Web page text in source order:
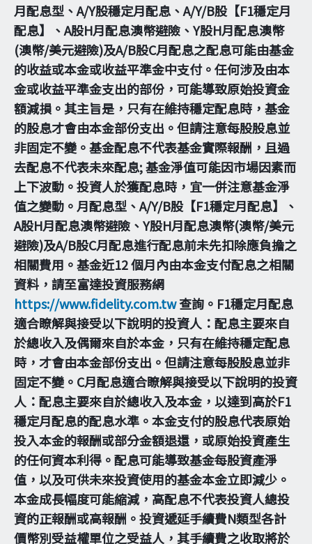
月配息型、A/Y股穩定月配息、A/Y/B股【F1穩定月
配息】、A股H月配息澳幣避險、Y股H月配息澳幣
(澳幣/美元避險)及A/B股C月配息之配息可能由基金
的收益或本金或收益平準金中支付。任何涉及由本
金或收益平準金支出的部份，可能導致原始投資金
額減損。其主旨是，只有在維持穩定配息時，基金
的股息才會由本金部份支出。但請注意每股股息並
非固定不變。基金配息不代表基金實際報酬，且過
去配息不代表未來配息; 基金淨值可能因市場因素而
上下波動。投資人於獲配息時，宜一併注意基金淨
值之變動。月配息型、A/Y/B股【F1穩定月配息】、
A股H月配息澳幣避險、Y股H月配息澳幣(澳幣/美元
避險)及A/B股C月配息進行配息前未先扣除應負擔之
相關費用。基金近12 個月內由本金支付配息之相關
資料，請至富達投資服務網
https://www.fidelity.com.tw查詢。F1穩定月配息
適合瞭解與接受以下說明的投資人：配息主要來自
於總收入及偶爾來自於本金，只有在維持穩定配息
時，才會由本金部份支出。但請注意每股股息並非
固定不變。C月配息適合瞭解與接受以下說明的投資
人：配息主要來自於總收入及本金，以達到高於F1
穩定月配息的配息水準。本金支付的股息代表原始
投入本金的報酬或部分金額退還，或原始投資產生
的任何資本利得。配息可能導致基金每股資產淨
值，以及可供未來投資使用的基金本金立即減少。
本金成長幅度可能縮減，高配息不代表投資人總投
資的正報酬或高報酬。投資遞延手續費N類型各計
價幣別受益權單位之受益人，其手續費之收取將於